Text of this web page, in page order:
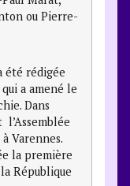
ou Pierre-
été rédigée
a amené le
Dans
Varennes.
la première
République